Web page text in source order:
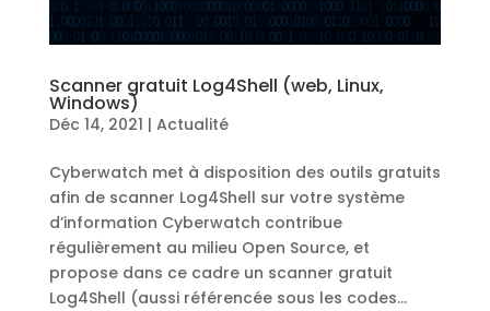
Scanner gratuit Log4Shell (web, Linux,
Windows)
Déc 14, 2021 | Actualité
Cyberwatch met à disposition des outils gratuits
afin de scanner Log4Shell sur votre système
d’information Cyberwatch contribue
régulièrement au milieu Open Source, et
propose dans ce cadre un scanner gratuit
Log4Shell (aussi référencée sous les codes...